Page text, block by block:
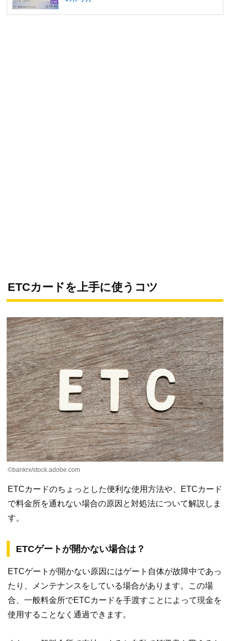
ETCカードを上手に使うコツ
©bankrx/stock.adobe.com
ETCカードのちょっとした便利な使用方法や、ETCカード
で料金所を通れない場合の原因と対処法について解説しま
す。
ETCゲートが開かない場合は？
ETCゲートが開かない原因にはゲート自体が故障中であっ
たり、メンテナンスをしている場合があります。この場
合、一般料金所でETCカードを手渡すことによって現金を
使用することなく通過できます。